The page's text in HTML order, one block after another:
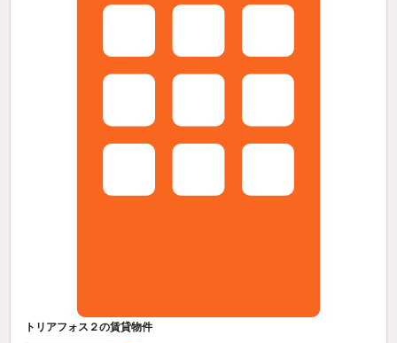
トリアフォス２の賃貸物件